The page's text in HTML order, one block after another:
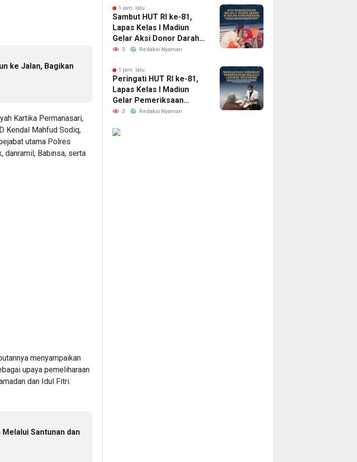
ke Jalan, Bagikan
Kartika Permanasari,
Kendal Mahfud Sodiq,
utama Polres
danramil, Babinsa, serta
menyampaikan
upaya pemeliharaan
dan Idul Fitri.
Santunan dan
Gelar Tracing TB
Terintegrasi dan Cek
Kesehatan Gratis bagi
Warga Binaan
1 jam lalu
Sambut HUT RI ke-81,
Lapas Kelas I Madiun
Gelar Aksi Donor Darah,
Wujud Nyata Kepedulian
3 Redaksi Nyaman
1 jam lalu
Peringati HUT RI ke-81,
Lapas Kelas I Madiun
Gelar Pemeriksaan
Kesehatan Gratis bagi
3 Redaksi Nyaman